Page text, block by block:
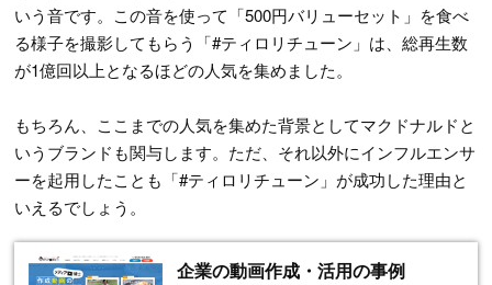
いう音です。この音を使って「500円バリューセット」を食べ
る様子を撮影してもらう「#ティロリチューン」は、総再生数
が1億回以上となるほどの人気を集めました。
もちろん、ここまでの人気を集めた背景としてマクドナルドと
いうブランドも関与します。ただ、それ以外にインフルエンサ
ーを起用したことも「#ティロリチューン」が成功した理由と
いえるでしょう。
企業の動画作成・活用の事例